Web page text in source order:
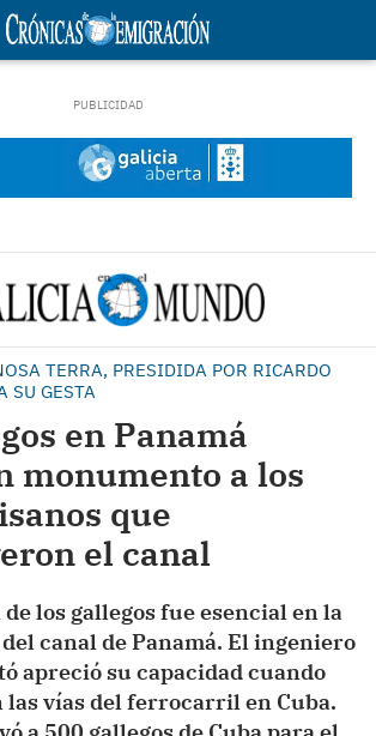
TERRA, PRESIDIDA POR RICARDO
SU GESTA
en Panamá
monumento a los
que
el canal
los gallegos fue esencial en la
canal de Panamá. El ingeniero
apreció su capacidad cuando
las vías del ferrocarril en Cuba.